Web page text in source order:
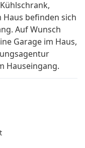
Haus befinden sich
Auf Wunsch
Garage im Haus,
Hauseingang.